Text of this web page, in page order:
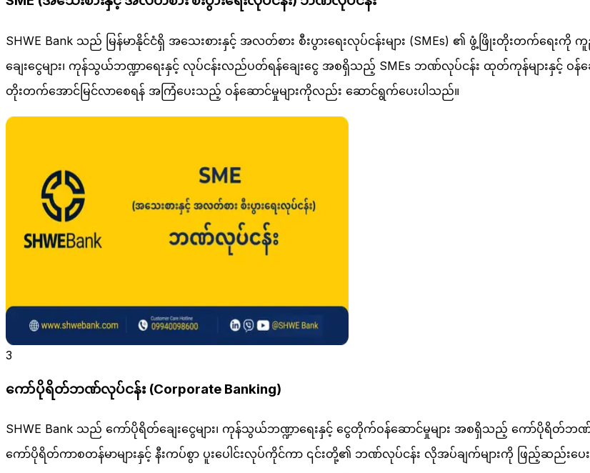
SHWE Bank သည် မြန်မာနိုင်ငံရှိ အသေးစားနှင့် အလတ်စား စီးပွားရေးလုပ်ငန်းများ (SMEs) ၏ ဖွံ့ဖြိုးတိုးတက်
ချေးငွေများ၊ ကုန်သွယ်ဘဏ္ဍာရေးနှင့် လုပ်ငန်းလည်ပတ်ရန်ချေးငွေ အစရှိသည့် SMEs ဘဏ်လုပ်ငန်း ထုတ်ကုန်များနှင့် ဝ
တိုးတက်အောင်မြင်လာစေရန် အကြံပေးသည့် ဝန်ဆောင်မှုများကိုလည်း ဆောင်ရွက်ပေးပါသည်။
3
ကော်ပိုရိတ်ဘဏ်လုပ်ငန်း (Corporate Banking)
SHWE Bank သည် ကော်ပိုရိတ်ချေးငွေများ၊ ကုန်သွယ်ဘဏ္ဍာရေးနှင့် ငွေတိုက်ဝန်ဆောင်မှုများ အစရှိသည့် ကော်ပိုရိ
ကော်ပိုရိတ်ကာစတန်မာများနှင့် နီးကပ်စွာ ပူးပေါင်းလုပ်ကိုင်ကာ ၎င်းတို့၏ ဘဏ်လုပ်ငန်း လိုအပ်ချက်များကို ဖြည့်ဆည်းပ